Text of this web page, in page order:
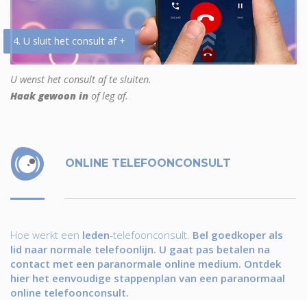
4. U sluit het consult af +
U wenst het consult af te sluiten.
Haak gewoon in of leg af.
ONLINE TELEFOONCONSULT
Hoe werkt een leden-telefoonconsult. Bel goedkoper als
lid naar normale telefoonlijn. U gaat pas betalen na
contact met een paranormale online medium. Ontdek
hier het eenvoudige stappenplan van een paranormaal
online telefoonconsult.